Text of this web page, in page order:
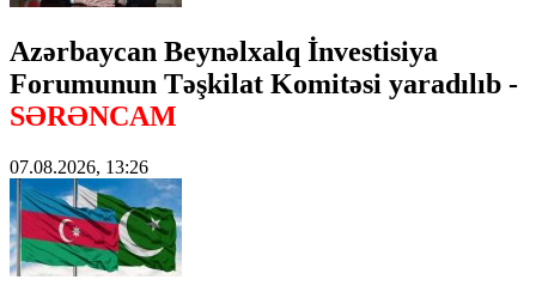
Azərbaycan Beynəlxalq İnvestisiya
Forumunun Təşkilat Komitəsi yaradılıb -
SƏRƏNCAM
07.08.2026, 13:26